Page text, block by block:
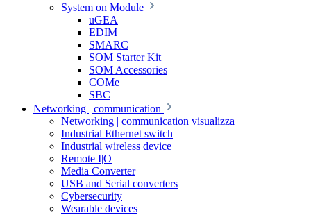
System on Module
uGEA
EDIM
SMARC
SOM Starter Kit
SOM Accessories
COMe
SBC
Networking | communication
Networking | communication visualizza
Industrial Ethernet switch
Industrial wireless device
Remote I|O
Media Converter
USB and Serial converters
Cybersecurity
Wearable devices